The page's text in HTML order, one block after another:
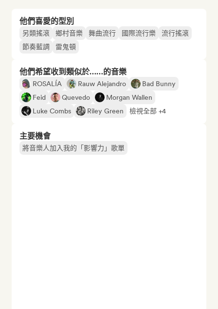
他們喜愛的型別
另類搖滾 鄉村音樂 舞曲流行 國際流行樂
流行搖滾
節奏藍調
雷鬼頓
他們希望收到類似於……的音樂
ROSALÍA Rauw Alejandro
Bad Bunny
Feid
Quevedo
Morgan Wallen
Luke Combs
Riley Green 檢視全部 +4
主要機會
將音樂人加入我的「影響力」歌單